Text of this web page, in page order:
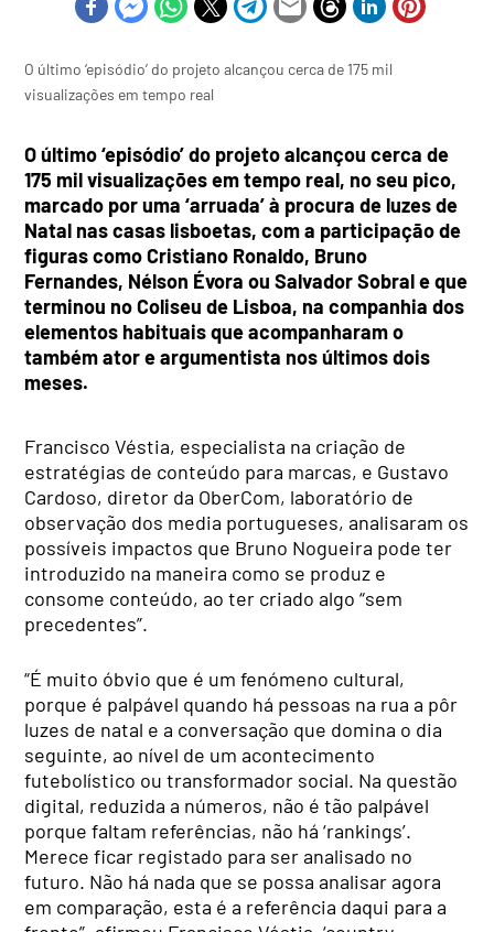
O último ‘episódio’ do projeto alcançou cerca de 175 mil
visualizações em tempo real
O último ‘episódio’ do projeto alcançou cerca de
175 mil visualizações em tempo real, no seu pico,
marcado por uma ‘arruada’ à procura de luzes de
Natal nas casas lisboetas, com a participação de
figuras como Cristiano Ronaldo, Bruno
Fernandes, Nélson Évora ou Salvador Sobral e que
terminou no Coliseu de Lisboa, na companhia dos
elementos habituais que acompanharam o
também ator e argumentista nos últimos dois
meses.
Francisco Véstia, especialista na criação de
estratégias de conteúdo para marcas, e Gustavo
Cardoso, diretor da OberCom, laboratório de
observação dos media portugueses, analisaram os
possíveis impactos que Bruno Nogueira pode ter
introduzido na maneira como se produz e
consome conteúdo, ao ter criado algo “sem
precedentes”.
“É muito óbvio que é um fenómeno cultural,
porque é palpável quando há pessoas na rua a pôr
luzes de natal e a conversação que domina o dia
seguinte, ao nível de um acontecimento
futebolístico ou transformador social. Na questão
digital, reduzida a números, não é tão palpável
porque faltam referências, não há ‘rankings’.
Merece ficar registado para ser analisado no
futuro. Não há nada que se possa analisar agora
em comparação, esta é a referência daqui para a